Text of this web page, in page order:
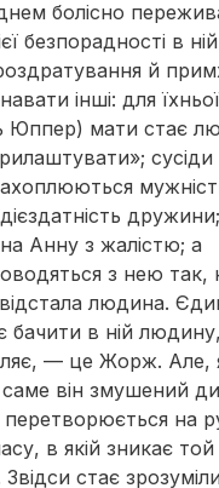
болісно
безпорадності в
й
інші: для
Юппер) мати стає
сусіди
Анну з жалістю; а
з нею так,
людина.
бачити в ній
— це Жорж. Але,
він змушений
на
в якій зникає
стає